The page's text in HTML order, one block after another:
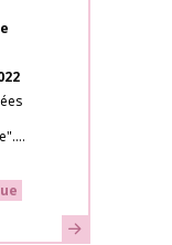
En savoir plus